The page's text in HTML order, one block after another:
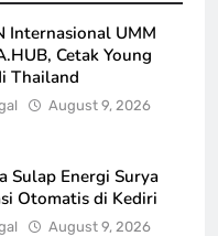
Internasional UMM
Cetak Young
Thailand
August 9, 2026
Sulap Energi Surya
Otomatis di Kediri
August 9, 2026